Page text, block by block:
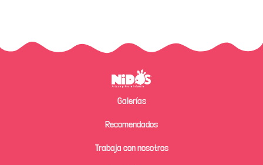
Pie de página
Galerías
Recomendados
Trabaja con nosotros